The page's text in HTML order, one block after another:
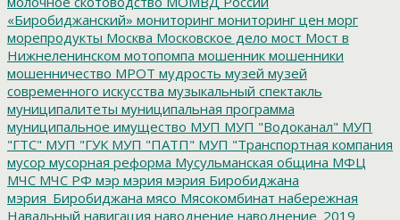
«Биробиджанский» мониторинг мониторинг цен морг
морепродукты Москва Московское дело мост Мост в
Нижнеленинском мотопомпа мошенник мошенники
мошенничество МРОТ мудрость музей музей
современного искусства музыкальный спектакль
муниципалитеты муниципальная программа
муниципальное имущество МУП МУП "Водоканал" МУП
"ГТС" МУП "ГУК МУП "ПАТП" МУП "Транспортная компания
мусор мусорная реформа Мусульманская община МФЦ
МЧС МЧС РФ мэр мэрия мэрия Биробиджана
мэрия_Биробиджана мясо Мясокомбинат набережная
Навальный навигация наводнение наводнение_2019